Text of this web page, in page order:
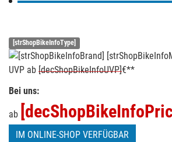
[strShopBikeInfoType]
UVP ab [decShopBikeInfoUVP]€**
Bei uns:
ab
IM ONLINE-SHOP VERFÜGBAR